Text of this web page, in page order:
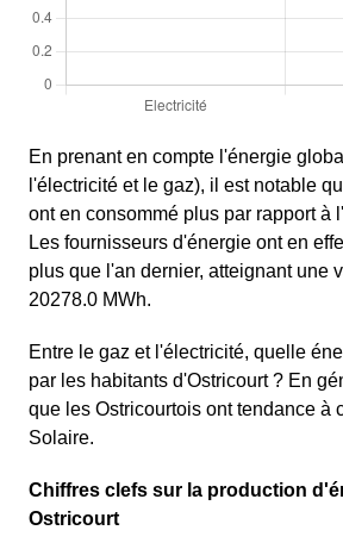
En prenant en compte l'énergie
l'électricité et le gaz), il est notable
ont en consommé plus par rapport à
Les fournisseurs d'énergie ont en
plus que l'an dernier, atteignant une
20278.0 MWh.
Entre le gaz et l'électricité, quelle
par les habitants d'Ostricourt ? En
que les Ostricourtois ont tendance à
Solaire.
Chiffres clefs sur la production
Ostricourt